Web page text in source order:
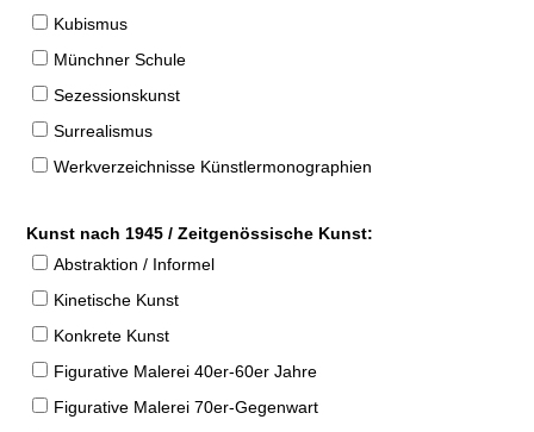
Kubismus
Münchner Schule
Sezessionskunst
Surrealismus
Werkverzeichnisse Künstlermonographien
Kunst nach 1945 / Zeitgenössische Kunst:
Abstraktion / Informel
Kinetische Kunst
Konkrete Kunst
Figurative Malerei 40er-60er Jahre
Figurative Malerei 70er-Gegenwart